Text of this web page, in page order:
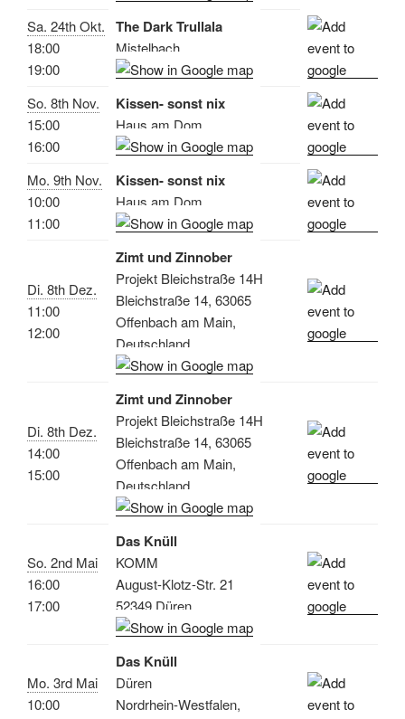
Sa. 24th Okt.
18:00
19:00
The Dark Trullala
Mistelbach
So. 8th Nov.
15:00
16:00
Kissen- sonst nix
Haus am Dom
Mo. 9th Nov.
10:00
11:00
Kissen- sonst nix
Haus am Dom
Di. 8th Dez.
11:00
12:00
Zimt und Zinnober
Projekt Bleichstraße 14H
Bleichstraße 14, 63065
Offenbach am Main,
Deutschland
Di. 8th Dez.
14:00
15:00
Zimt und Zinnober
Projekt Bleichstraße 14H
Bleichstraße 14, 63065
Offenbach am Main,
Deutschland
So. 2nd Mai
16:00
17:00
Das Knüll
KOMM
August-Klotz-Str. 21
52349 Düren
Mo. 3rd Mai
10:00
Das Knüll
Düren
Nordrhein-Westfalen,